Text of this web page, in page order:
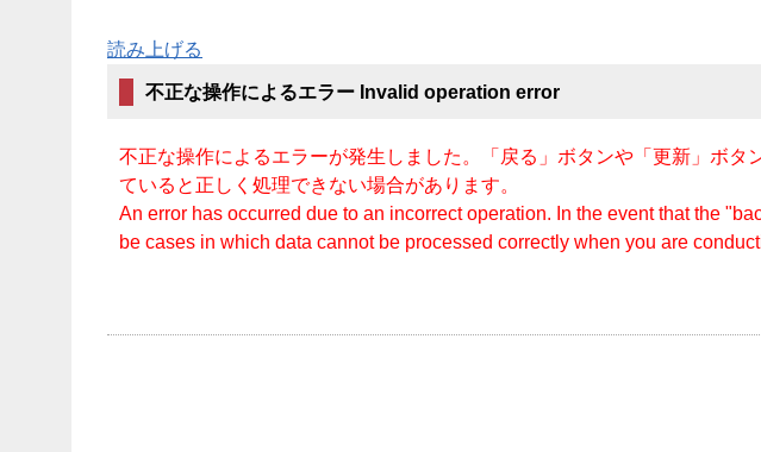
読み上げる
不正な操作によるエラー Invalid operation error
不正な操作によるエラーが発生しました。「戻る」ボタンや「更新」ボ
ていると正しく処理できない場合があります。
An error has occurred due to an incorrect operation. In the event that the
be cases in which data cannot be processed correctly when you are